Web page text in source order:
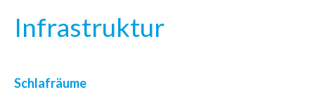
Infrastruktur
Schlafräume